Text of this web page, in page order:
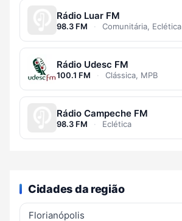
Rádio Luar FM
98.3 FM · Comunitária, Eclética
Rádio Udesc FM
100.1 FM · Clássica, MPB
Rádio Campeche FM
98.3 FM · Eclética
Cidades da região
Florianópolis